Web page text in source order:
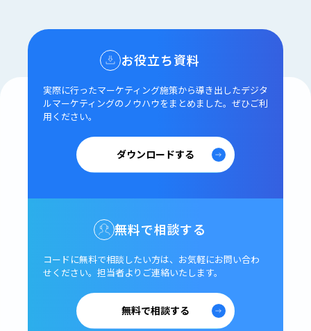
お役立ち資料
実際に行ったマーケティング施策から導き出したデジタ
ルマーケティングのノウハウをまとめました。 ぜひご利
用ください。
ダウンロードする
無料で相談する
コードに無料で相談したい方は、 お気軽にお問い合わ
せください。 担当者よりご連絡いたします。
無料で相談する